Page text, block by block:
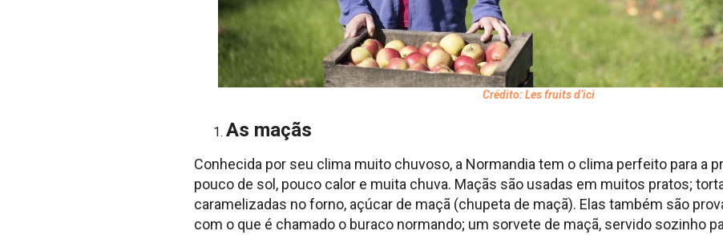
Crédito: Les fruits d’ici
As maçãs
Conhecida por seu clima muito chuvoso, a Normandia tem o clima perfeito para a
pouco de sol, pouco calor e muita chuva. Maçãs são usadas em muitos pratos;
caramelizadas no forno, açúcar de maçã (chupeta de maçã). Elas também são
com o que é chamado o buraco normando; um sorvete de maçã, servido sozinho